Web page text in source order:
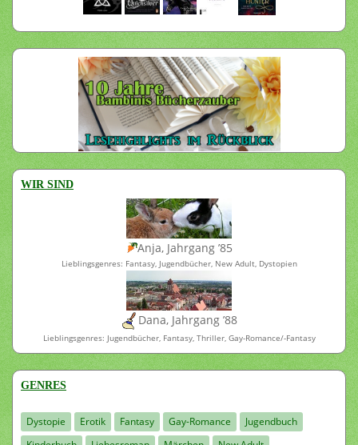
WIR SIND
Anja, Jahrgang ’85
Lieblingsgenres: Fantasy, Jugendbücher, New Adult, Dystopien
Dana, Jahrgang ’88
Lieblingsgenres: Jugendbücher, Fantasy, Thriller, Gay-Romance/-Fantasy
GENRES
Dystopie Erotik Fantasy Gay-Romance
Jugendbuch